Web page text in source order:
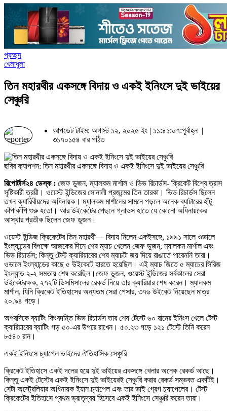
প্রচ্ছদ
খেলাধুলা
তিন মহারথীর একসঙ্গে বিদায় ও একই ইনিংসে দুই ভাইয়ের
সেঞ্চুরি
আপডেট টাইম: অগাস্ট ১২, ২০২৫ ইং | ১১:৪১:০৭:পূর্বাহ্ন |
৩১৭০১৫৪ বার পঠিত
ছবির ক্যাপশন: তিন মহারথীর একসঙ্গে বিদায় ও একই ইনিংসে দুই ভাইয়ের সেঞ্চুরি
রিপোর্টার্স২৪ ডেস্ক : জেফ ডুজন, ম্যালকম মার্শাল ও ভিভ রিচার্ডস- ক্রিকেট বিশ্বে ত্রাস
সৃষ্টিকারী ত্রয়ী। ওয়েস্ট ইন্ডিজের সোনালী প্রজন্মের তিন তারকা। ভিভ রিচার্ডস ছিলেন
তখন ক্যারিবীয়দের অধিনায়ক। ম্যালকম মার্শালের সামনে পড়লে অনেক ব্যাটারের হাঁটু
কাঁপাকাঁপি শুরু হতো। আর উইকেটের পেছনে গ্লাভস হাতে যে কোনো অধিনায়কের
আস্থার প্রতীক ছিলেন জেফ ডুজন।
ওয়েস্ট ইন্ডিজ ক্রিকেটের তিন মহারথী— বিদায় নিলেন একইসঙ্গে, ১৯৯১ সালে ওভালে
ইংল্যান্ডের বিপক্ষে আজকের দিনে শেষ ম্যাচ খেলেন জেফ ডুজন, ম্যালকম মার্শাল এবং
ভিভ রিচার্ডস; কিন্তু টেস্ট ক্যারিয়ারের শেষ ম্যাচটা জয় দিয়ে রাঙাতে পারেননি তারা।
ওভালে ইংল্যান্ডের কাছে ৫ উইকেটে হারতে হয়েছিল। এই ম্যাচ জিতে ৫ ম্যাচের সিরিজ
ইংল্যান্ড ২-২ সমতায় শেষ করেছিল।জেফ ডুজন, ওয়েস্ট ইন্ডিজের সর্বকালের সেরা
উইকেটরক্ষক, ২৭২টি ডিসমিসালের রেকর্ড নিয়ে তার ক্যারিয়ার শেষ করেন। ম্যালকম
মার্শাল, যিনি ক্রিকেট ইতিহাসের অন্যতম সেরা পেসার, ৩৭৬ উইকেট নিয়েছেন মাত্র
২০.৯৪ গড়ে।
অপরদিকে ব্যাটিং কিংবদন্তি ভিভ রিচার্ডস তার শেষ টেস্টে ৬০ রানের ইনিংস খেলে টেস্ট
ক্যারিয়ারের ব্যাটিং গড় ৫০-এর উপরে রাখেন। ৫০.২৩ গড়ে ১২১ টেস্টে তিনি করেন
৮৫৪০ রান।
একই ইনিংসে চ্যাপেল ভাইদের ঐতিহাসিক সেঞ্চুরি
ক্রিকেট ইতিহাসে একই দলের হয়ে দুই ভাইয়ের একসঙ্গে খেলার অনেক রেকর্ড আছে।
কিন্তু একই টেস্টের একই ইনিংসে দুই ভাইয়েরই সেঞ্চুরি করার রেকর্ড সম্ভবত একটিই।
সেটা অস্ট্রেলিয়ার অধিনায়ক ইয়ান চ্যাপেল এবং তার ভাই গ্রেগ চ্যাপেলের। টেস্ট
ক্রিকেটের ইতিহাসে প্রথম ভ্রাতৃদ্বয় হিসেবে একই ইনিংসে সেঞ্চুরি করেন তারা।